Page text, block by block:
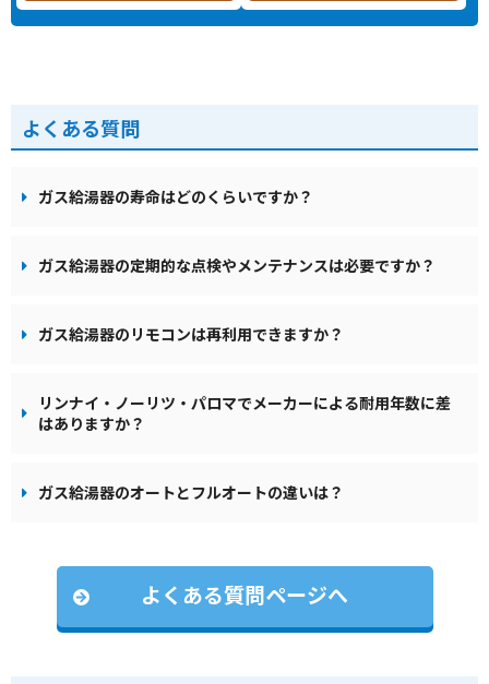
よくある質問
ガス給湯器の寿命はどのくらいですか？
ガス給湯器の定期的な点検やメンテナンスは必要ですか？
ガス給湯器のリモコンは再利用できますか？
リンナイ・ノーリツ・パロマでメーカーによる耐用年数に差
はありますか？
ガス給湯器のオートとフルオートの違いは？
よくある質問ページへ